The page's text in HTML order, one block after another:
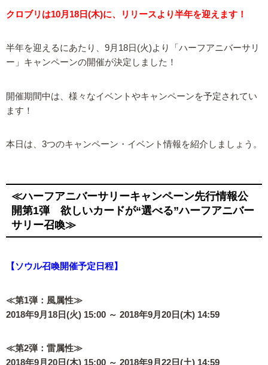
クロブリは10月18日(木)に、リリースより半年を迎えます！
半年を迎えるにあたり、9月18日(火)より「ハーフアニバーサリ
ー」キャンペーンの開催が決定しました！
開催期間中は、様々なイベントやキャンペーンを予定されてい
ます！
本日は、3つのキャンペーン・イベント情報を紹介しましょう。
≪ハーフアニバーサリーキャンペーン先行情報公
開第1弾 欲しいカードが“選べる”ハーフアニバー
サリー召喚≫
【ソウル召喚開催予定日程】
≪第1弾：風属性≫
2018年9月18日(火) 15:00 ～ 2018年9月20日(木) 14:59
≪第2弾：雷属性≫
2018年9月20日(木) 15:00 ～ 2018年9月22日(土) 14:59